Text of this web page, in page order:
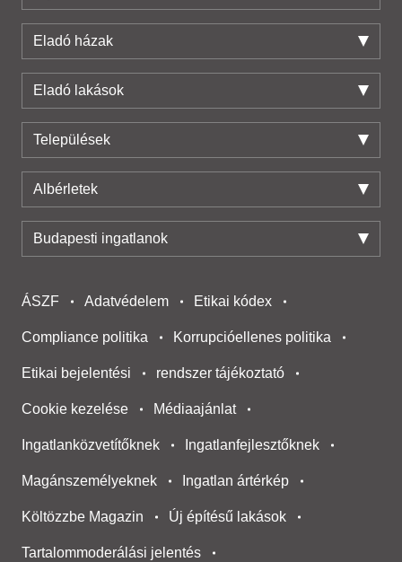
Eladó házak
Eladó lakások
Települések
Albérletek
Budapesti ingatlanok
ÁSZF Adatvédelem Etikai kódex
Compliance politika Korrupcióellenes politika
Etikai bejelentési rendszer tájékoztató
Cookie kezelése Médiaajánlat
Ingatlanközvetítőknek Ingatlanfejlesztőknek
Magánszemélyeknek Ingatlan ártérkép
Költözzbe Magazin Új építésű lakások
Tartalommoderálási jelentés